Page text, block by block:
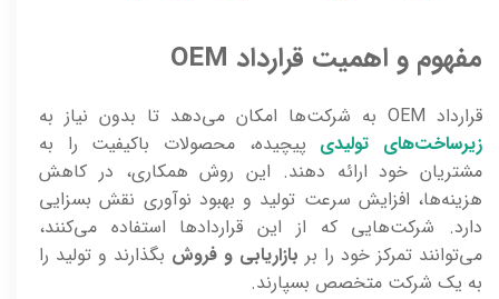
مفهوم و اهمیت قرارداد OEM
قرارداد OEM به شرکت‌ها امکان می‌دهد تا بدون نیاز به
زیرساخت‌های تولیدی پیچیده، محصولات باکیفیت را به
مشتریان خود ارائه دهند. این روش همکاری، در کاهش
هزینه‌ها، افزایش سرعت تولید و بهبود نوآوری نقش بسزایی
دارد. شرکت‌هایی که از این قراردادها استفاده می‌کنند،
می‌توانند تمرکز خود را بر بازاریابی و فروش بگذارند و تولید را
به یک شرکت متخصص بسپارند.